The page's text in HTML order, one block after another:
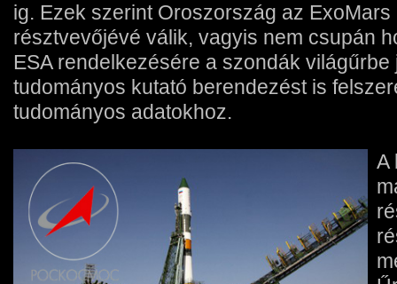
ig. Ezek szerint Oroszország az
résztvevőjévé válik, vagyis nem csupán
ESA rendelkezésére a szondák
tudományos kutató berendezést is
tudományos adatokhoz.
A